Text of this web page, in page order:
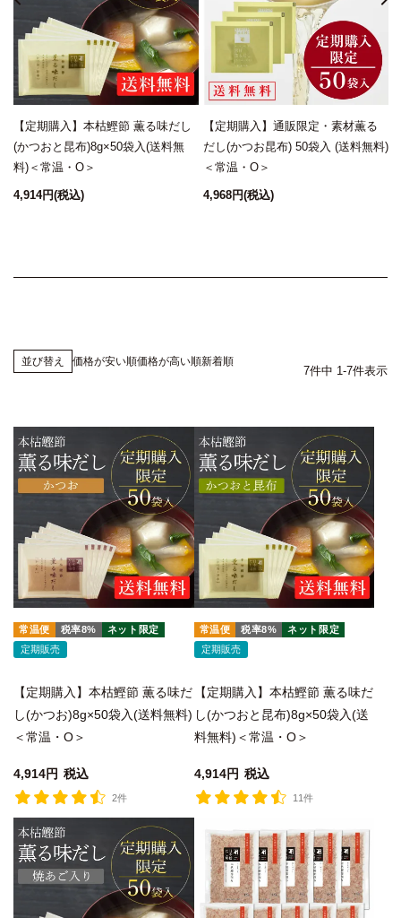
【定期購入】本枯鰹節 薫る味だし
(かつおと昆布)8g×50袋入(送料無
料)＜常温・O＞
4,914円(税込)
【定期購入】通販限定・素材薫る
だし(かつお昆布) 50袋入 (送料無料)
＜常温・O＞
4,968円(税込)
並び替え 価格が安い順価格が高い順新着順
7件中 1 -7件表示
常温便 税率8%
ネット限定
定期販売
【定期購入】本枯鰹節 薫る味だ
し(かつお)8g×50袋入(送料無料)
＜常温・O＞
4,914 税込
2件
常温便 税率8%
ネット限定
定期販売
【定期購入】本枯鰹節 薫る味だ
し(かつおと昆布)8g×50袋入(送
料無料)＜常温・O＞
4,914 税込
11件